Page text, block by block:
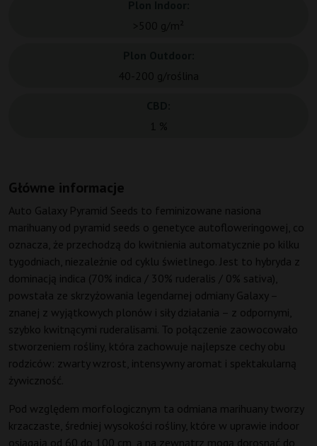
Główne informacje
Auto Galaxy Pyramid Seeds to feminizowane nasiona
marihuany od pyramid seeds o genetyce autofloweringowej, co
oznacza, że przechodzą do kwitnienia automatycznie po kilku
tygodniach, niezależnie od cyklu świetlnego. Jest to hybryda z
dominacją indica (70% indica / 30% ruderalis / 0% sativa),
powstała ze skrzyżowania legendarnej odmiany Galaxy –
znanej z wyjątkowych plonów i siły działania – z odpornymi,
szybko kwitnącymi ruderalisami. To połączenie zaowocowało
stworzeniem rośliny, która zachowuje najlepsze cechy obu
rodziców: zwarty wzrost, intensywny aromat i spektakularną
żywiczność.
Pod względem morfologicznym ta odmiana marihuany tworzy
krzaczaste, średniej wysokości rośliny, które w uprawie indoor
osiągają od 60 do 100 cm, a na zewnątrz mogą dorosnąć do